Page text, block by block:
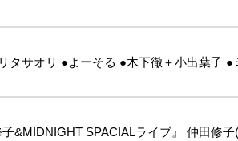
タサオリ ●よーそる ●木下徹＋小出葉子 ●
子&MIDNIGHT SPACIALライブ』
仲田修子